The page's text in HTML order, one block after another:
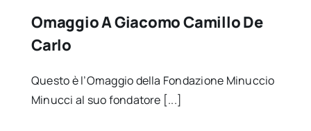
Omaggio A Giacomo Camillo De
Carlo
Questo è l’Omaggio della Fondazione Minuccio
Minucci al suo fondatore [...]